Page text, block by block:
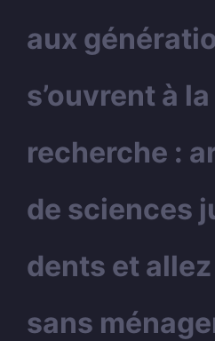
aux
s’ouvrent à la
recherche :
de sciences
dents et
sans